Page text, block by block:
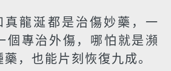
真龍涎都是治傷妙藥，一
個專治外傷，哪怕就是瀕
，也能片刻恢復九成。